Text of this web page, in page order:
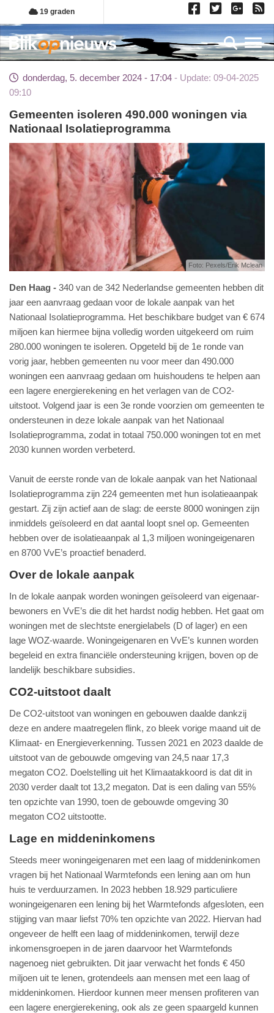
Overslaan
en
naar
de
gaan
19 graden
donderdag, 5. december 2024 - 17:04
Update: 09-04-2025
09:10
Gemeenten isoleren 490.000 woningen via
Nationaal Isolatieprogramma
Foto: Pexels/Erik Mclean
Den Haag
340 van de 342 Nederlandse gemeenten hebben dit
jaar een aanvraag gedaan voor de lokale aanpak van het
Nationaal Isolatieprogramma. Het beschikbare budget van € 674
miljoen kan hiermee bijna volledig worden uitgekeerd om ruim
280.000 woningen te isoleren. Opgeteld bij de 1e ronde van
vorig jaar, hebben gemeenten nu voor meer dan 490.000
woningen een aanvraag gedaan om huishoudens te helpen aan
een lagere energierekening en het verlagen van de CO2-
uitstoot. Volgend jaar is een 3e ronde voorzien om gemeenten te
ondersteunen in deze lokale aanpak van het Nationaal
Isolatieprogramma, zodat in totaal 750.000 woningen tot en met
2030 kunnen worden verbeterd.
Vanuit de eerste ronde van de lokale aanpak van het Nationaal
Isolatieprogramma zijn 224 gemeenten met hun isolatieaanpak
gestart. Zij zijn actief aan de slag: de eerste 8000 woningen zijn
inmiddels geïsoleerd en dat aantal loopt snel op. Gemeenten
hebben over de isolatieaanpak al 1,3 miljoen woningeigenaren
en 8700 VvE’s proactief benaderd.
Over de lokale aanpak
In de lokale aanpak worden woningen geïsoleerd van eigenaar-
bewoners en VvE’s die dit het hardst nodig hebben. Het gaat om
woningen met de slechtste energielabels (D of lager) en een
lage WOZ-waarde. Woningeigenaren en VvE’s kunnen worden
begeleid en extra financiële ondersteuning krijgen, boven op de
landelijk beschikbare subsidies.
CO2-uitstoot daalt
De CO2-uitstoot van woningen en gebouwen daalde dankzij
deze en andere maatregelen flink, zo bleek vorige maand uit de
Klimaat- en Energieverkenning. Tussen 2021 en 2023 daalde de
uitstoot van de gebouwde omgeving van 24,5 naar 17,3
megaton CO2. Doelstelling uit het Klimaatakkoord is dat dit in
2030 verder daalt tot 13,2 megaton. Dat is een daling van 55%
ten opzichte van 1990, toen de gebouwde omgeving 30
megaton CO2 uitstootte.
Lage en middeninkomens
Steeds meer woningeigenaren met een laag of middeninkomen
vragen bij het Nationaal Warmtefonds een lening aan om hun
huis te verduurzamen. In 2023 hebben 18.929 particuliere
woningeigenaren een lening bij het Warmtefonds afgesloten, een
stijging van maar liefst 70% ten opzichte van 2022. Hiervan had
ongeveer de helft een laag of middeninkomen, terwijl deze
inkomensgroepen in de jaren daarvoor het Warmtefonds
nagenoeg niet gebruikten. Dit jaar verwacht het fonds € 450
miljoen uit te lenen, grotendeels aan mensen met een laag of
middeninkomen. Hierdoor kunnen meer mensen profiteren van
een lagere energierekening, ook als ze geen spaargeld kunnen